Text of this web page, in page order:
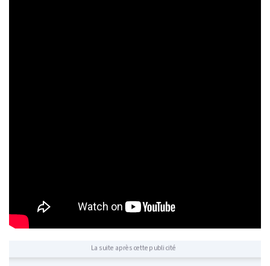
La suite après cette publicité